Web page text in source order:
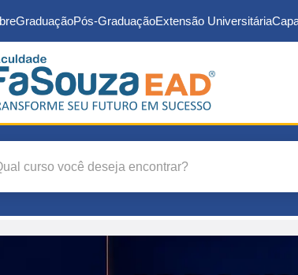
GraduaçãoPós-GraduaçãoExtensão Universitária